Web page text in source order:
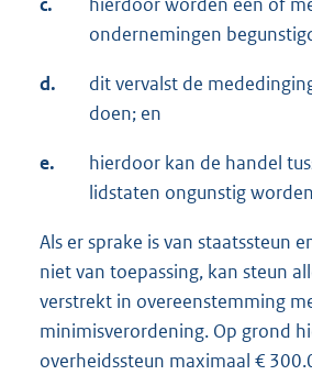
c.
hierdoor worden één of
ondernemingen
d.
dit vervalst de
doen; en
e.
hierdoor kan de handel
lidstaten ongunstig
Als er sprake is van staatssteun
niet van toepassing, kan steun
verstrekt in overeenstemming
minimisverordening. Op grond
overheidssteun maximaal €